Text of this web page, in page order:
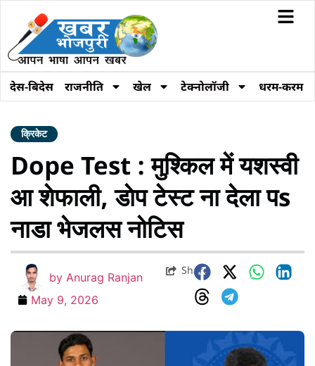
देस-बिदेस राजनीति खेल टेक्नोलॉजी धरम-करम
क्रिकेट
Dope Test : मुश्किल में यशस्वी
आ शेफाली, डाेप टेस्ट ना देला पs
नाडा भेजलस नोटिस
by Anurag Ranjan
May 9, 2026
Share